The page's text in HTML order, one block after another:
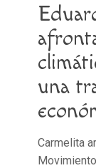
una
Carmelita